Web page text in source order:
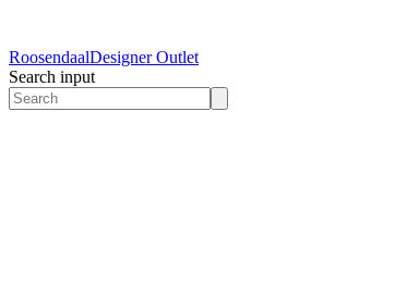
RoosendaalDesigner Outlet
Search input